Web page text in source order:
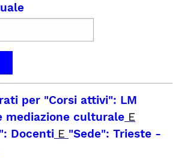
per "Corsi attivi": LM
mediazione culturale E
Docenti E "Sede": Trieste -